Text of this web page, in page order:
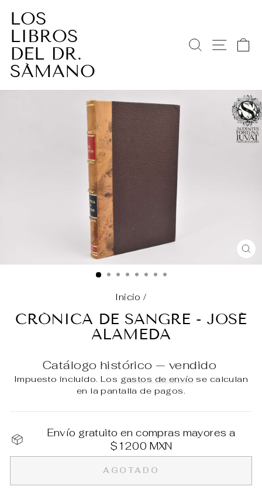
directamente
contenido
LOS
LIBROS
DEL DR.
SÁMANO
BUSCAR
Inicio /
CRÓNICA DE SANGRE - JOSÉ
ALAMEDA
Catálogo histórico — vendido
Impuesto incluido. Los gastos de envío se calculan
en la pantalla de pagos.
Envío gratuito en compras mayores a
$1200 MXN
AGOTADO